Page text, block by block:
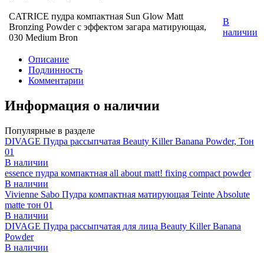
CATRICE пудра компактная Sun Glow Matt
Bronzing Powder с эффектом загара матирующая,
030 Medium Bron
В
наличии
Описание
Подлинность
Комментарии
Информация о наличии
Популярные в разделе
DIVAGE Пудра рассыпчатая Beauty Killer Banana Powder, Тон
01
В наличии
essence пудра компактная all about matt! fixing compact powder
В наличии
Vivienne Sabo Пудра компактная матирующая Teinte Absolute
matte тон 01
В наличии
DIVAGE Пудра рассыпчатая для лица Beauty Killer Banana
Powder
В наличии